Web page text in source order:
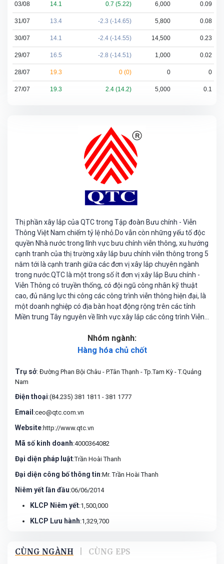
03/08 14.1 0.7 (5.22) 6,000 0.09
31/07 13.4 -2.3 (-14.65) 5,800 0.08
30/07 14.1 -2.4 (-14.55) 14,500 0.23
29/07 16.5 -2.8 (-14.51) 1,000 0.02
28/07 19.3 0 (0) 0 0
27/07 19.3 2.4 (14.2) 5,000 0.1
Thị phần xây lắp của QTC trong Tập đoàn Bưu chính - Viễn
Thông Việt Nam chiếm tỷ lệ nhỏ.Do vẫn còn những yếu tố độc
quyền Nhà nước trong lĩnh vực bưu chính viễn thông, xu hướng
cạnh tranh của thị trường xây lắp bưu chính viễn thông trong 5
năm tới là cạnh tranh giữa các đơn vị xây lắp chuyên ngành
trong nước.QTC là một trong số ít đơn vị xây lắp Bưu chính -
Viễn Thông có truyền thống, có đội ngũ công nhân kỹ thuật
cao, đủ năng lực thi công các công trình viễn thông hiện đại, là
một doanh nghiệp có địa bàn hoạt động rộng trên các tỉnh
Miền trung Tây nguyên về lĩnh vực xây lắp các công trình Viễn
Nhóm ngành:
Hàng hóa chủ chốt
Trụ sở: Đường Phan Bội Châu - P.Tân Thạnh - Tp.Tam Kỳ - T.Quảng
Nam
Điện thoại:(84.235) 381 1811 - 381 1777
Email :ceo@qtc.com.vn
Website:http://www.qtc.vn
Mã số kinh doanh:4000364082
Đại diện pháp luật:Trần Hoài Thanh
Đại diện công bố thông tin:Mr. Trần Hoài Thanh
Niêm yết lần đầu:06/06/2014
KLCP Niêm yết:1,500,000
KLCP Lưu hành:1,329,700
CÙNG NGÀNH CÙNG EPS